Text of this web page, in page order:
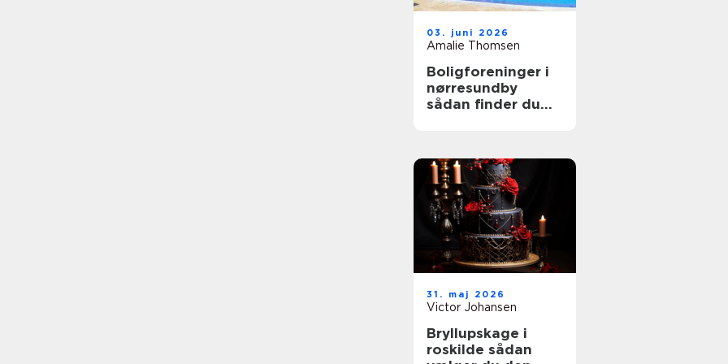
03. juni 2026
Amalie Thomsen
Boligforeninger i
nørresundby
sådan finder du
31. maj 2026
Victor Johansen
Bryllupskage i
roskilde sådan